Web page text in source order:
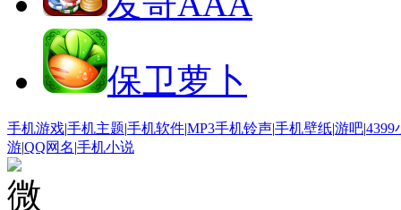
保卫萝卜
手机游戏|手机主题|手机软件|MP3手机铃声|手机壁纸|游吧|4399
游|QQ网名|手机小说